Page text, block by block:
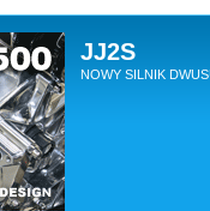
JJ2S
NOWY SILNIK